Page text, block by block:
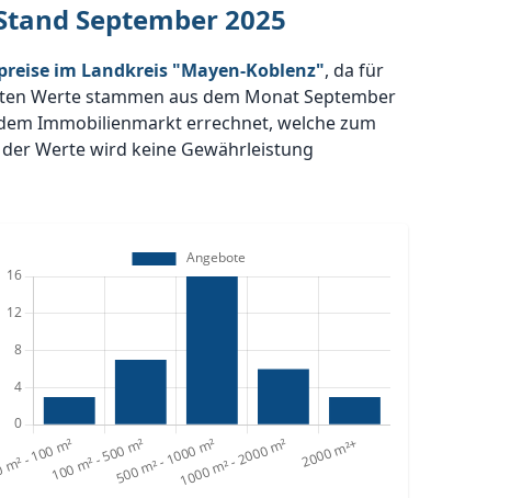
September 2025
im Landkreis "Mayen-Koblenz", da für
Werte stammen aus dem Monat September
Immobilienmarkt errechnet, welche zum
Werte wird keine Gewährleistung